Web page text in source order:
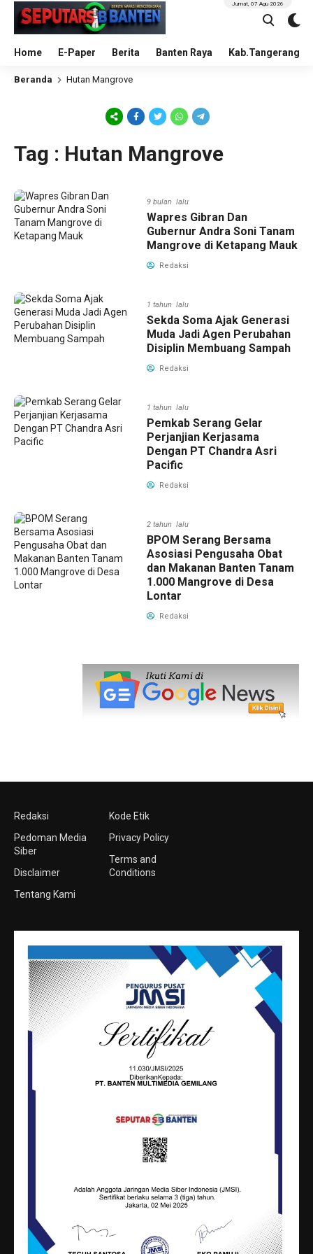
Home E-Paper Berita Banten Raya Kab.Tangerang
Jumat, 07 Agu 2026
Beranda Hutan Mangrove
Tag : Hutan Mangrove
9 bulan lalu
Wapres Gibran Dan
Gubernur Andra Soni Tanam
Mangrove di Ketapang Mauk
Redaksi
1 tahun lalu
Sekda Soma Ajak Generasi
Muda Jadi Agen Perubahan
Disiplin Membuang Sampah
Redaksi
1 tahun lalu
Pemkab Serang Gelar
Perjanjian Kerjasama
Dengan PT Chandra Asri
Pacific
Redaksi
2 tahun lalu
BPOM Serang Bersama
Asosiasi Pengusaha Obat
dan Makanan Banten Tanam
1.000 Mangrove di Desa
Lontar
Redaksi
Redaksi
Pedoman Media
Siber
Disclaimer
Tentang Kami
Kode Etik
Privacy Policy
Terms and
Conditions